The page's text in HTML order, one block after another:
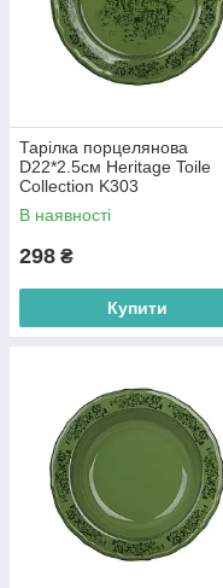
Тарілка порцелянова
D22*2.5см Heritage Toile
Collection K303
В наявності
298 ₴
Купити